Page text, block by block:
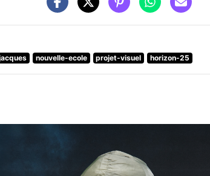
nouvelle-ecole projet-visuel horizon-25